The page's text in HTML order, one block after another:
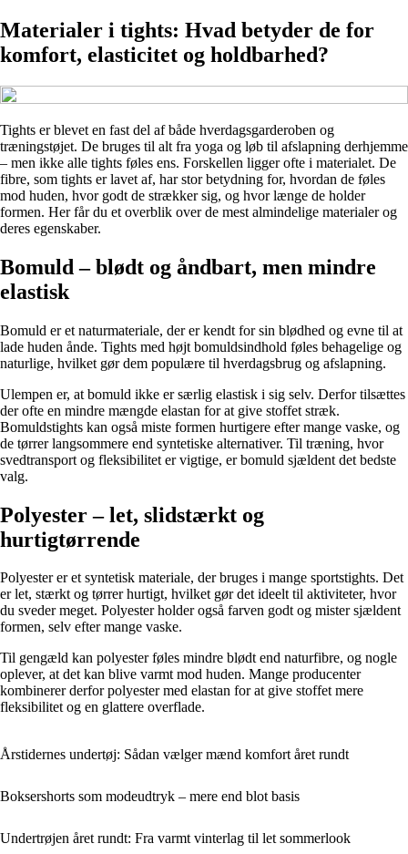
Materialer i tights: Hvad betyder de for
komfort, elasticitet og holdbarhed?
Tights er blevet en fast del af både hverdagsgarderoben og
træningstøjet. De bruges til alt fra yoga og løb til afslapning derhjemme
– men ikke alle tights føles ens. Forskellen ligger ofte i materialet. De
fibre, som tights er lavet af, har stor betydning for, hvordan de føles
mod huden, hvor godt de strækker sig, og hvor længe de holder
formen. Her får du et overblik over de mest almindelige materialer og
deres egenskaber.
Bomuld – blødt og åndbart, men mindre
elastisk
Bomuld er et naturmateriale, der er kendt for sin blødhed og evne til at
lade huden ånde. Tights med højt bomuldsindhold føles behagelige og
naturlige, hvilket gør dem populære til hverdagsbrug og afslapning.
Ulempen er, at bomuld ikke er særlig elastisk i sig selv. Derfor tilsættes
der ofte en mindre mængde elastan for at give stoffet stræk.
Bomuldstights kan også miste formen hurtigere efter mange vaske, og
de tørrer langsommere end syntetiske alternativer. Til træning, hvor
svedtransport og fleksibilitet er vigtige, er bomuld sjældent det bedste
valg.
Polyester – let, slidstærkt og
hurtigtørrende
Polyester er et syntetisk materiale, der bruges i mange sportstights. Det
er let, stærkt og tørrer hurtigt, hvilket gør det ideelt til aktiviteter, hvor
du sveder meget. Polyester holder også farven godt og mister sjældent
formen, selv efter mange vaske.
Til gengæld kan polyester føles mindre blødt end naturfibre, og nogle
oplever, at det kan blive varmt mod huden. Mange producenter
kombinerer derfor polyester med elastan for at give stoffet mere
fleksibilitet og en glattere overflade.
Årstidernes undertøj: Sådan vælger mænd komfort året rundt
Boksershorts som modeudtryk – mere end blot basis
Undertrøjen året rundt: Fra varmt vinterlag til let sommerlook